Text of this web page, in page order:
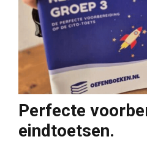
Perfecte
eindtoetsen.